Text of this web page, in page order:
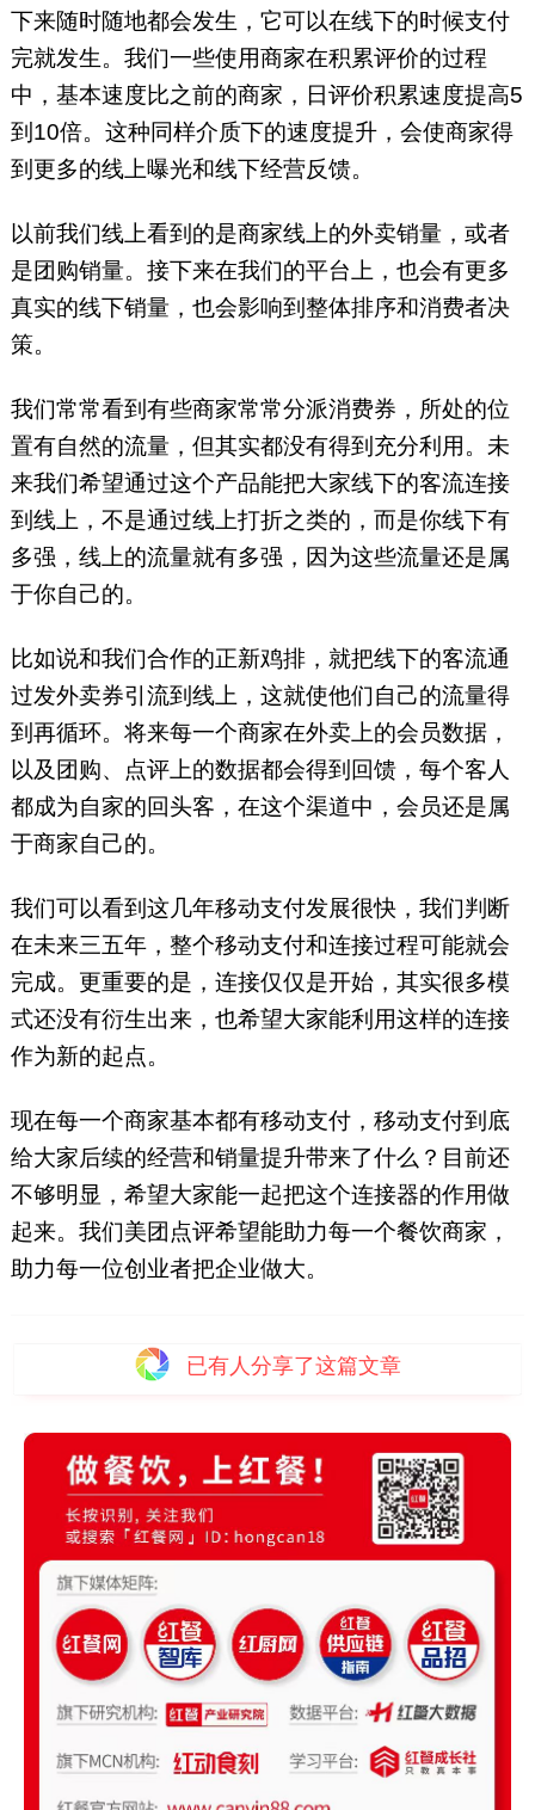
下来随时随地都会发生，它可以在线下的时候支付
完就发生。我们一些使用商家在积累评价的过程
中，基本速度比之前的商家，日评价积累速度提高5
到10倍。这种同样介质下的速度提升，会使商家得
到更多的线上曝光和线下经营反馈。
以前我们线上看到的是商家线上的外卖销量，或者
是团购销量。接下来在我们的平台上，也会有更多
真实的线下销量，也会影响到整体排序和消费者决
策。
我们常常看到有些商家常常分派消费券，所处的位
置有自然的流量，但其实都没有得到充分利用。未
来我们希望通过这个产品能把大家线下的客流连接
到线上，不是通过线上打折之类的，而是你线下有
多强，线上的流量就有多强，因为这些流量还是属
于你自己的。
比如说和我们合作的正新鸡排，就把线下的客流通
过发外卖券引流到线上，这就使他们自己的流量得
到再循环。将来每一个商家在外卖上的会员数据，
以及团购、点评上的数据都会得到回馈，每个客人
都成为自家的回头客，在这个渠道中，会员还是属
于商家自己的。
我们可以看到这几年移动支付发展很快，我们判断
在未来三五年，整个移动支付和连接过程可能就会
完成。更重要的是，连接仅仅是开始，其实很多模
式还没有衍生出来，也希望大家能利用这样的连接
作为新的起点。
现在每一个商家基本都有移动支付，移动支付到底
给大家后续的经营和销量提升带来了什么？目前还
不够明显，希望大家能一起把这个连接器的作用做
起来。我们美团点评希望能助力每一个餐饮商家，
助力每一位创业者把企业做大。
已有 人分享了这篇文章